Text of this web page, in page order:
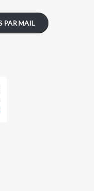
PAR MAIL